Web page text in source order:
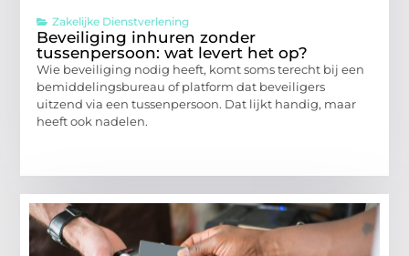
Zakelijke Dienstverlening
Beveiliging inhuren zonder
tussenpersoon: wat levert het op?
Wie beveiliging nodig heeft, komt soms terecht bij een
bemiddelingsbureau of platform dat beveiligers
uitzend via een tussenpersoon. Dat lijkt handig, maar
heeft ook nadelen.